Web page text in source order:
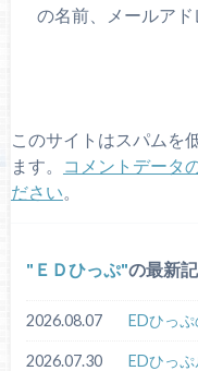
の名前、メールアド
このサイトはスパムを
ます。
コメントデータ
ださい
ＥＤひっぷ の最新
2026.08.07 EDひっ
2026.07.30 EDひっ